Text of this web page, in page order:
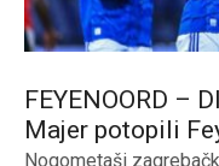
FEYENOORD –
Majer potopili
Nogometaši